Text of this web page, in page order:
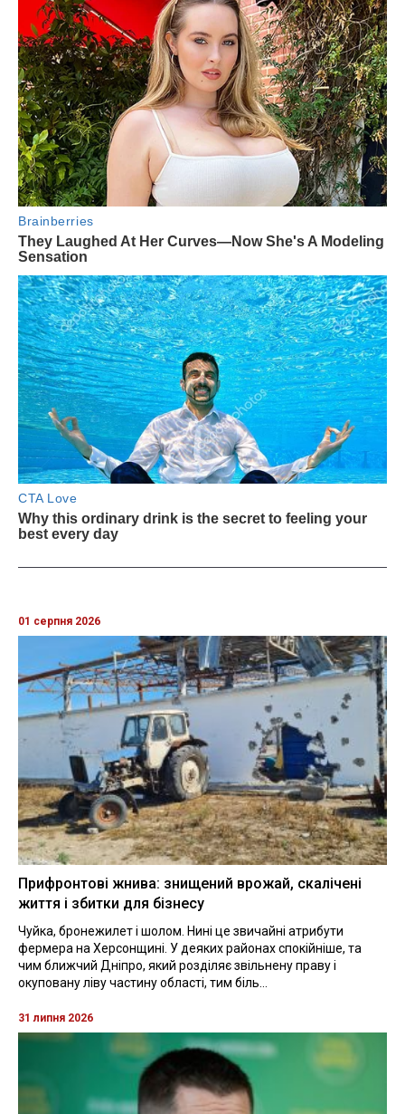
01 серпня 2026
Прифронтові жнива: знищений врожай, скалічені
життя і збитки для бізнесу
Чуйка, бронежилет і шолом. Нині це звичайні атрибути
фермера на Херсонщині. У деяких районах спокійніше, та
чим ближчий Дніпро, який розділяє звільнену праву і
окуповану ліву частину області, тим біль...
31 липня 2026